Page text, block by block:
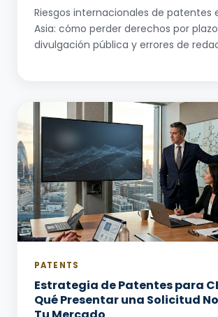
Riesgos internacionales de patentes
Asia: cómo perder derechos por
divulgación pública y errores de
PATENTS
Estrategia de Patentes para
Qué Presentar una Solicitud